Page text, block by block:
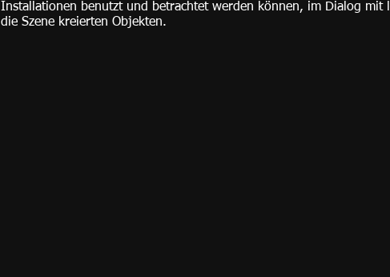
Installationen benutzt und betrachtet werden können, im Dialog mit
die Szene kreierten Objekten.